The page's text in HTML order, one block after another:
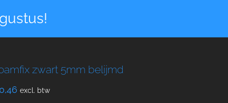
zwart 5mm belijmd
excl. btw